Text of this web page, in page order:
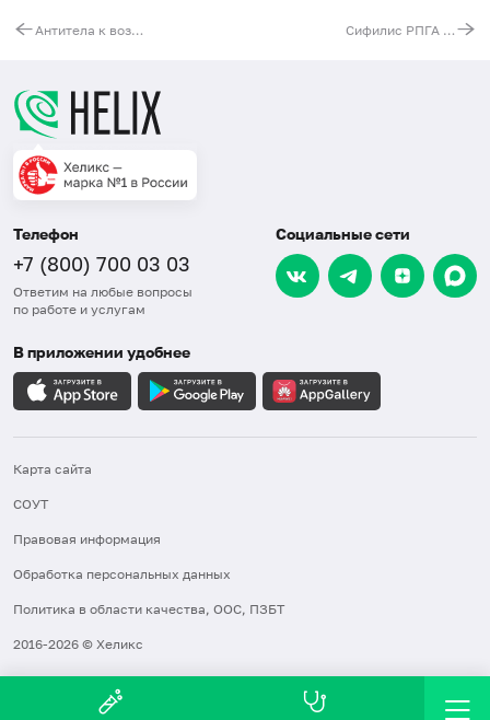
Антитела к возбудителям псевдотуберкулеза и иерсиниоза (Yersinia pseudotuberculosis/enterocolitica, IgM), качественно Сифилис РПГА (реакция пассивной гемагглютинации), титр
Телефон
+7 (800) 700 03 03
Ответим на любые вопросы
по работе и услугам
Социальные сети
В приложении удобнее
Карта сайта
СОУТ
Правовая информация
Обработка персональных данных
Политика в области качества, ООС, ПЗБТ
2016-2026 © Хеликс